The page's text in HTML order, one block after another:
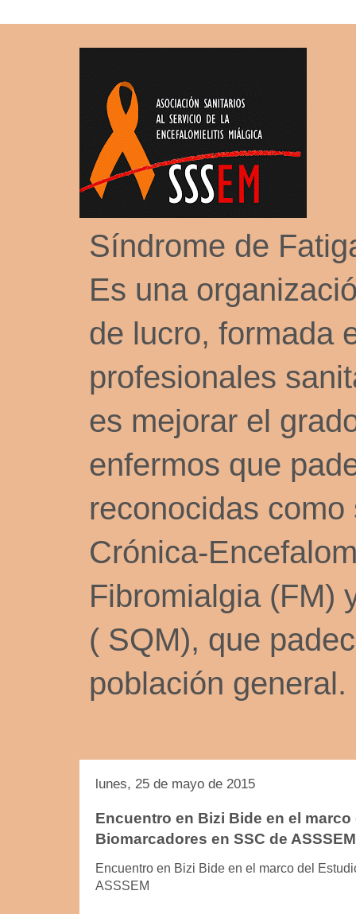
Síndrome de
Es una
de lucro, formada
profesionales
es mejorar el
enfermos que
reconocidas
Crónica-
Fibromialgia (FM)
( SQM), que
población general.
lunes, 25 de mayo de 2015
Encuentro en Bizi Bide en el
Biomarcadores en SSC de ASSSEM
Encuentro en Bizi Bide en el marco del
ASSSEM